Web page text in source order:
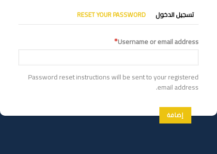
التبويبات
الأساسية
تسجيل الدخول RESET YOUR PASSWORD
Username or email address
Password reset instructions will be sent to your registered
email address.